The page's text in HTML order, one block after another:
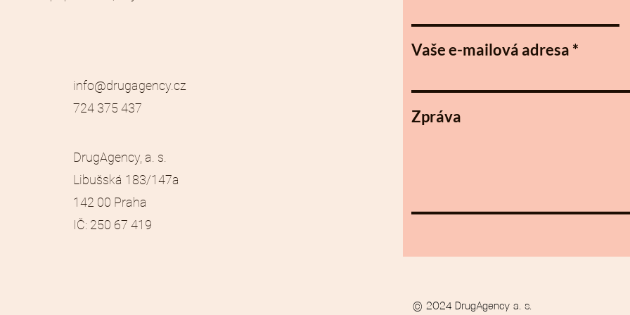
info@drugagency.cz
724 375 437
DrugAgency, a. s.
Libušská 183/147a
142 00 Praha
​IČ: 250 67 419
Vaše e-mailová adresa
Zpráva
© 2024 DrugAgency a. s.